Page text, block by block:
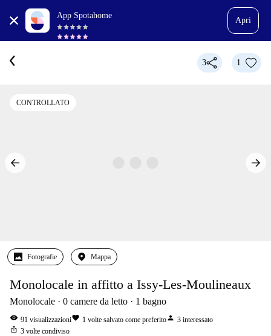
App Spotahome
Apri
3 1
CONTROLLATO
Fotografie Mappa
Monolocale in affitto a Issy-Les-Moulineaux
Monolocale 0 camere da letto 1 bagno
visibility 91 visualizzazionifavorite 1 volte salvato come preferitoperson 3 interessato
ios_share 3 volte condiviso